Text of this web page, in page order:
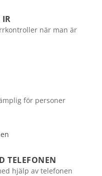
IR
när man är
för personer
TELEFONEN
hjälp av telefonen